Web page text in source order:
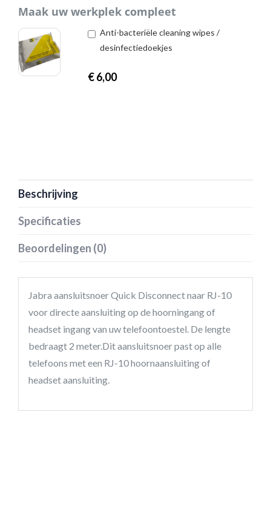
Maak uw werkplek compleet
Anti-bacteriële cleaning wipes /
desinfectiedoekjes
€6,00
Beschrijving
Specificaties
Beoordelingen (0)
Jabra aansluitsnoer Quick Disconnect naar RJ-10
voor directe aansluiting op de hoorningang of
headset ingang van uw telefoontoestel. De lengte
bedraagt 2 meter.Dit aansluitsnoer past op alle
telefoons met een RJ-10 hoornaansluiting of
headset aansluiting.